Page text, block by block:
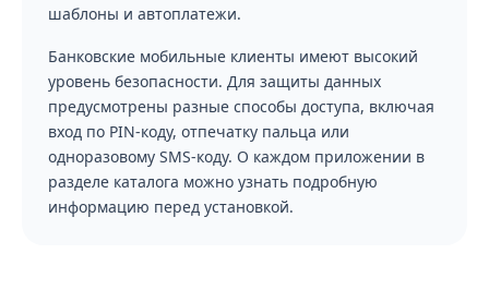
шаблоны и автоплатежи.
Банковские мобильные клиенты имеют высокий
уровень безопасности. Для защиты данных
предусмотрены разные способы доступа, включая
вход по PIN-коду, отпечатку пальца или
одноразовому SMS-коду. О каждом приложении в
разделе каталога можно узнать подробную
информацию перед установкой.